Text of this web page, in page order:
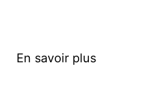
En savoir plus